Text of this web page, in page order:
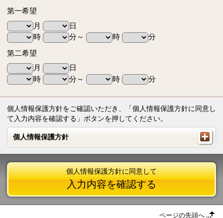
第一希望
月
日
時
分～ 時
分
第二希望
月
日
時
分～ 時 分
個人情報保護方針をご確認いただき、「個人情報保護方針に同意し
て入力内容を確認する」ボタンを押してください。
個人情報保護方針
個人情報保護方針
個人情報保護方針に同意して
入力内容を確認する
ページの先頭へ